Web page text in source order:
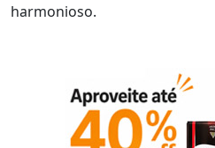
harmonioso.